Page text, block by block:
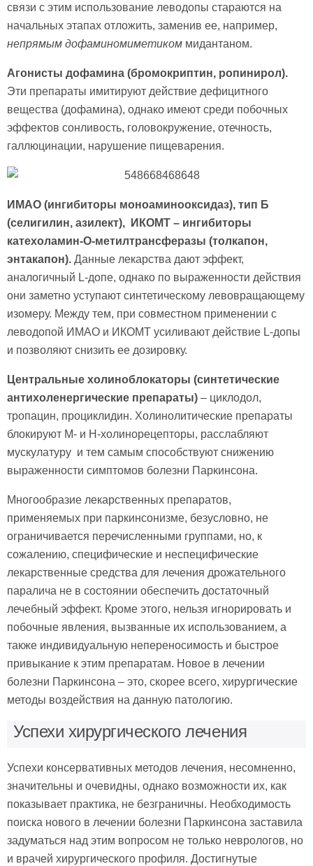
связи с этим использование леводопы стараются на
начальных этапах отложить, заменив ее, например,
непрямым дофаминомиметиком мидантаном.
Агонисты дофамина (бромокриптин, ропинирол).
Эти препараты имитируют действие дефицитного
вещества (дофамина), однако имеют среди побочных
эффектов сонливость, головокружение, отечность,
галлюцинации, нарушение пищеварения.
ИМАО (ингибиторы моноаминооксидаз), тип Б
(селигилин, азилект), ИКОМТ – ингибиторы
катехоламин-О-метилтрансферазы (толкапон,
энтакапон). Данные лекарства дают эффект,
аналогичный L-допе, однако по выраженности действия
они заметно уступают синтетическому левовращающему
изомеру. Между тем, при совместном применении с
леводопой ИМАО и ИКОМТ усиливают действие L-допы
и позволяют снизить ее дозировку.
Центральные холиноблокаторы (синтетические
антихоленергические препараты) – циклодол,
тропацин, проциклидин. Холинолитические препараты
блокируют М- и Н-холинорецепторы, расслабляют
мускулатуру и тем самым способствуют снижению
выраженности симптомов болезни Паркинсона.
Многообразие лекарственных препаратов,
применяемых при паркинсонизме, безусловно, не
ограничивается перечисленными группами, но, к
сожалению, специфические и неспецифические
лекарственные средства для лечения дрожательного
паралича не в состоянии обеспечить достаточный
лечебный эффект. Кроме этого, нельзя игнорировать и
побочные явления, вызванные их использованием, а
также индивидуальную непереносимость и быстрое
привыкание к этим препаратам. Новое в лечении
болезни Паркинсона – это, скорее всего, хирургические
методы воздействия на данную патологию.
Успехи хирургического лечения
Успехи консервативных методов лечения, несомненно,
значительны и очевидны, однако возможности их, как
показывает практика, не безграничны. Необходимость
поиска нового в лечении болезни Паркинсона заставила
задуматься над этим вопросом не только неврологов, но
и врачей хирургического профиля. Достигнутые